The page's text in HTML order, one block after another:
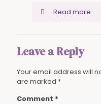
Read more
Leave a Reply
Your email address will
are marked *
Comment *